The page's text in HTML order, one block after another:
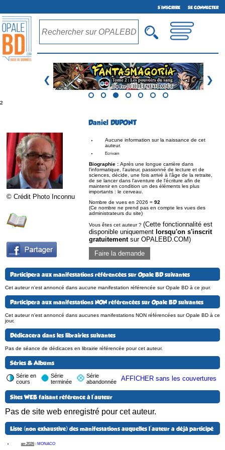
S'INSCRIRE SE CONNECTER
❮ ❯
²
Daniel DUPONT
© Crédit Photo Inconnu
Aucune information sur la naissance de cet
auteur.
Ecrivain
Biographie : Après une longue carrière dans
l'informatique, l'auteur, passionné de lecture et de
sciences, décide, une fois arrivé à l'âge de la retraite,
de se lancer dans l'aventure de l'écriture afin de
maintenir en condition un des éléments les plus
importants : le cerveau.
Nombre de vues en 2026 = 92
(Ce nombre ne prend pas en compte les vues des
administrateurs du site)
Vous êtes cet auteur ? (Cette fonctionnalité est
disponible uniquement lorsqu'on s'inscrit
gratuitementsur OPALEBD.COM)
Faire la demande
Participera aux manifestations référencées sur Opale BD suivantes
Cet auteur n'est annoncé dans aucune manifestation référencée sur Opale BD à ce jour.
Participera aux manifestations NON référencées sur Opale BD suivantes
Cet auteur n'est annoncé dans aucunes manifestations NON référencées sur Opale BD à ce
jour.
Dédicacera dans les librairies suivantes
Pas de séance de dédicaces en librairie référencée pour cet auteur.
Séries & Albums
Série en
cours
Série
terminée
Série
abandonnée
AFFICHER sans les couvertures
Sites WEB faisant référence à l'auteur
Pas de site web enregistré pour cet auteur.
Liste (non exhaustive) des manifestations auquelles l'auteur a déjà participé
en 2026 : MONACO